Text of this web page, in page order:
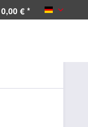
Deutsch
0,00 € *